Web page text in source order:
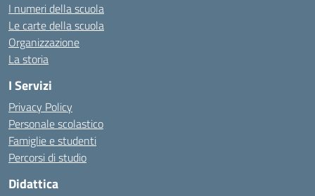
I numeri della scuola
Le carte della scuola
Organizzazione
La storia
I Servizi
Privacy Policy
Personale scolastico
Famiglie e studenti
Percorsi di studio
Didattica